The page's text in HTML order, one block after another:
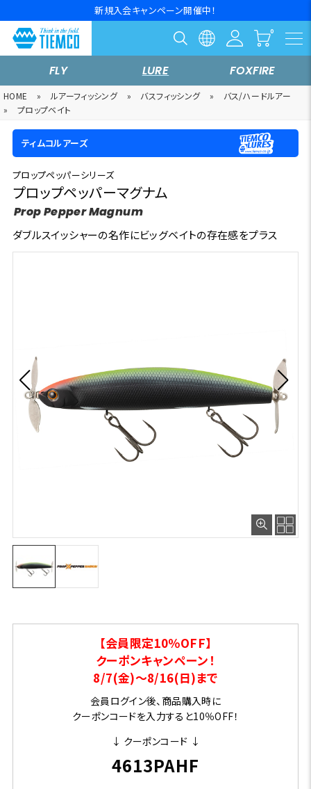
新規入会キャンペーン開催中！
FLY LURE FOXFIRE
HOME » ルアーフィッシング » バスフィッシング »
バス/ハードルアー
»
プロップベイト
ティムコルアーズ
プロップペッパーシリーズ
プロップペッパーマグナム
Prop Pepper Magnum
ダブルスイッシャーの名作にビッグベイトの存在感をプラス
【会員限定10％OFF】
クーポンキャンペーン！
8/7(金)～8/16(日)まで
会員ログイン後、商品購入時に
クーポンコードを入力すると10％OFF！
↓ クーポンコード ↓
4613PAHF